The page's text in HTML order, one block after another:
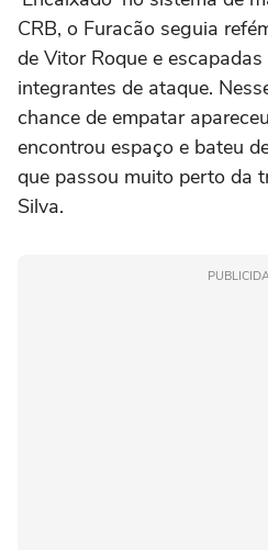
CRB, o Furacão seguia
de Vitor Roque e
integrantes de ataque.
chance de empatar
encontrou espaço e bateu
que passou muito perto da
Silva.